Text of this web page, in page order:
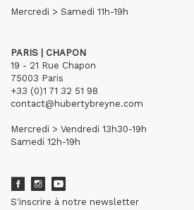
Mercredi > Samedi 11h-19h
PARIS | CHAPON
19 - 21 Rue Chapon
75003 Paris
+33 (0)1 71 32 51 98
contact@hubertybreyne.com
Mercredi > Vendredi 13h30-19h
Samedi 12h-19h
S'inscrire à notre newsletter